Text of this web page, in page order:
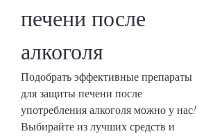
печени после
алкоголя
Подобрать эффективные препараты
для защиты печени после
употребления алкоголя можно у нас!
Выбирайте из лучших средств и